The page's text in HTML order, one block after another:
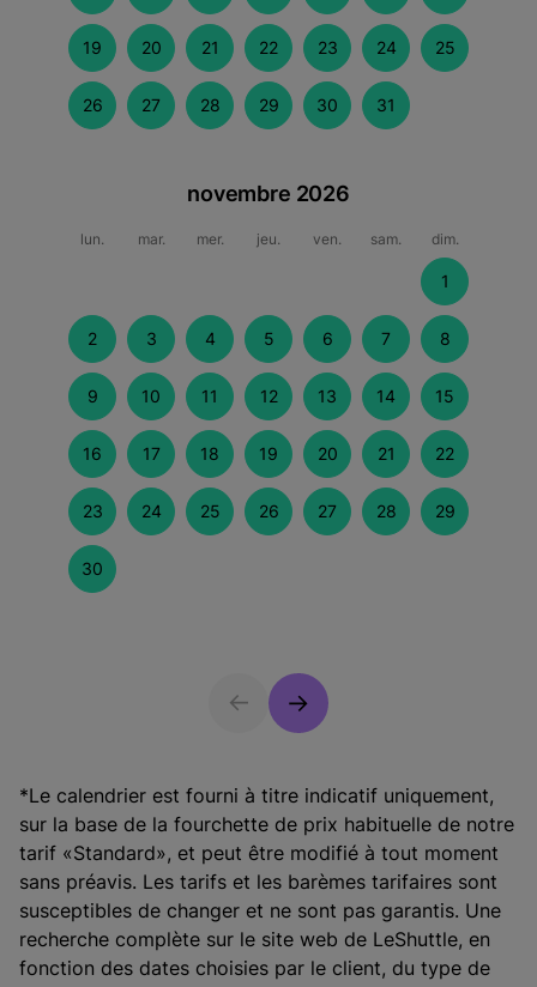
19 20 21 22 23 24 25
26 27 28 29 30 31
novembre 2026
lun. mar. mer. jeu. ven. sam. dim.
1
2 3 4 5 6 7 8
9 10 11 12 13 14 15
16 17 18 19 20 21 22
23 24 25 26 27 28 29
30
*Le calendrier est fourni à titre indicatif uniquement,
sur la base de la fourchette de prix habituelle de notre
tarif «Standard», et peut être modifié à tout moment
sans préavis. Les tarifs et les barèmes tarifaires sont
susceptibles de changer et ne sont pas garantis. Une
recherche complète sur le site web de LeShuttle, en
fonction des dates choisies par le client, du type de